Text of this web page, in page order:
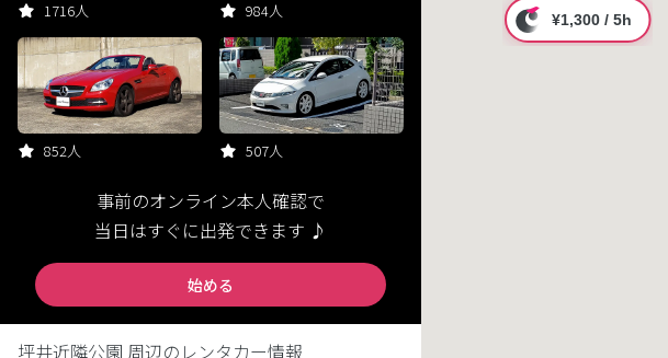
1716人 984人
852人 507人
事前のオンライン本人確認で
当日はすぐに出発できます ♪
始める
坪井近隣公園 周辺のレンタカー情報